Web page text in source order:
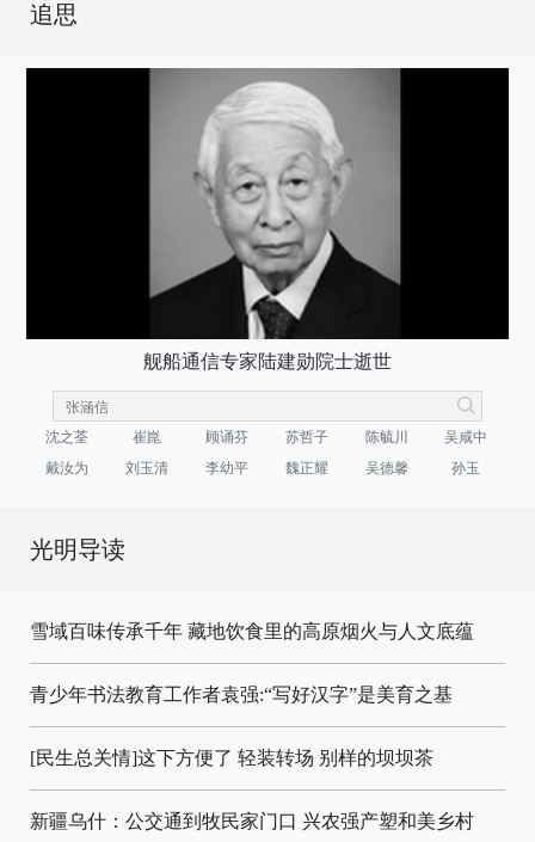
追思
舰船通信专家陆建勋院士逝世
沈之荃 崔崑 顾诵芬 苏哲子 陈毓川
吴咸中
戴汝为
刘玉清 李幼平 魏正耀 吴德馨 孙玉
光明导读
雪域百味传承千年 藏地饮食里的高原烟火与人文底蕴
青少年书法教育工作者袁强:“写好汉字”是美育之基
[民生总关情]这下方便了 轻装转场 别样的坝坝茶
新疆乌什：公交通到牧民家门口 兴农强产塑和美乡村